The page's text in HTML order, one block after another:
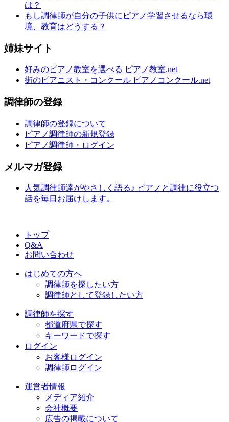
は？
もし調律師が自分の子供にピアノ学習させるなら環
境、教育はどうする？
姉妹サイト
好みのピアノ教室を選べる ピアノ教室.net
街のピアニスト・コンクール ピアノコンクール.net
調律師の登録
調律師の登録について
ピアノ調律師の新規登録
ピアノ調律師・ログイン
メルマガ登録
人気調律師達がやさしく語る♪ ピアノと調律に役立つ
話を毎日お届けします。
トップ
Q&A
お問い合わせ
はじめての方へ
調律師を探したい方
調律師として登録したい方
調律師を探す
都道府県で探す
キーワードで探す
ログイン
お客様ログイン
調律師ログイン
運営者情報
メディア紹介
会社概要
広告の掲載について